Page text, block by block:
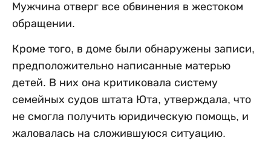
Мужчина отверг все обвинения в жестоком
обращении.
Кроме того, в доме были обнаружены записи,
предположительно написанные матерью
детей. В них она критиковала систему
семейных судов штата Юта, утверждала, что
не смогла получить юридическую помощь, и
жаловалась на сложившуюся ситуацию.